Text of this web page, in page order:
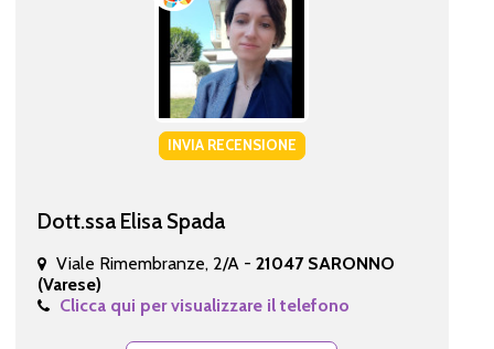
INVIA RECENSIONE
Dott.ssa Elisa Spada
Viale Rimembranze, 2/A - 21047 SARONNO
(Varese)
Clicca qui per visualizzare il telefono